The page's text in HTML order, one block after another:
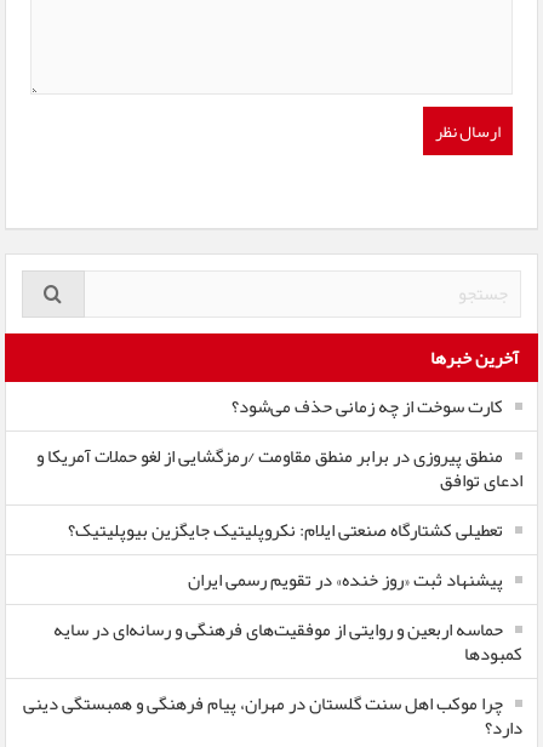
آخرین خبرها
کارت سوخت از چه زمانی حذف می‌شود؟
منطق پیروزی در برابر منطق مقاومت /رمزگشایی از لغو حملات آمریکا و
ادعای توافق
تعطیلی کشتارگاه صنعتی ایلام: نکروپلیتیک جایگزین بیوپلیتیک؟
پیشنهاد ثبت «روز خنده» در تقویم رسمی ایران
حماسه اربعین و روایتی از موفقیت‌های فرهنگی و رسانه‌ای در سایه
کمبودها
چرا موکب اهل سنت گلستان در مهران، پیام فرهنگی و همبستگی دینی
دارد؟